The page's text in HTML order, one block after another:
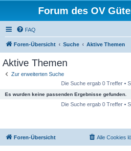
Forum des OV
FAQ
Foren-Übersicht Suche Aktive Themen
Aktive Themen
Zur erweiterten Suche
Die Suche ergab 0 Treffer •
Es wurden keine passenden Ergebnisse gefunden.
Die Suche ergab 0 Treffer •
Foren-Übersicht Alle Cookies